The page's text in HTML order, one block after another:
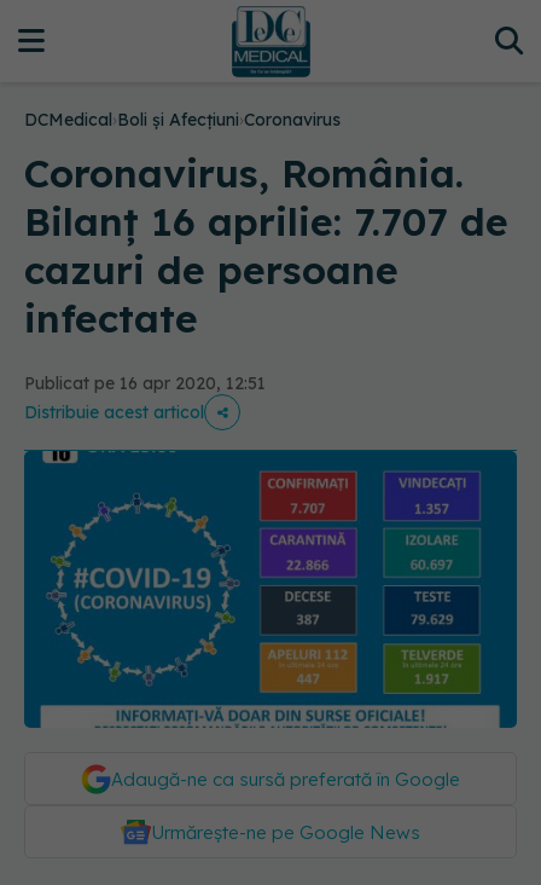
DCMedical›Boli și Afecțiuni›Coronavirus
Coronavirus, România.
Bilanț 16 aprilie: 7.707 de
cazuri de persoane
infectate
Publicat pe 16 apr 2020, 12:51
Distribuie acest articol
Adaugă-ne ca sursă preferată în Google
Urmărește-ne pe Google News